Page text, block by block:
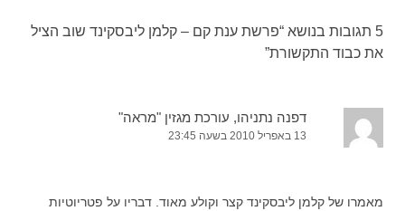
5 תגובות בנושא “
פרשת ענת קם – קלמן ליבסקינד שוב הציל
את כבוד התקשורת”
דפנה נתניהו, עורכת מגזין "מראה"
13 באפריל 2010 בשעה 23:45
מאמרו של קלמן ליבסקינד קצר וקולע מאוד. דבריו על פטריוטיות